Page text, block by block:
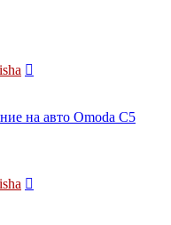
на авто Omoda C5